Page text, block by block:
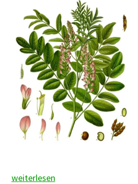
Süßholzwurzel
weiterlesen